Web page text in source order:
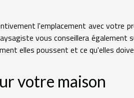
l'emplacement avec votre
vous conseillera également
elles poussent et ce qu'elles
votre maison